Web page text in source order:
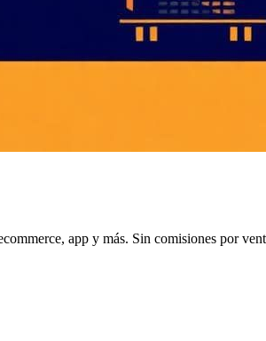
app y más. Sin comisiones por